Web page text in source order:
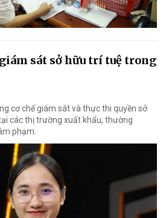
sát sở hữu trí tuệ trong
cơ chế giám sát và thực thi quyền sở
các thị trường xuất khẩu, thường
phạm.